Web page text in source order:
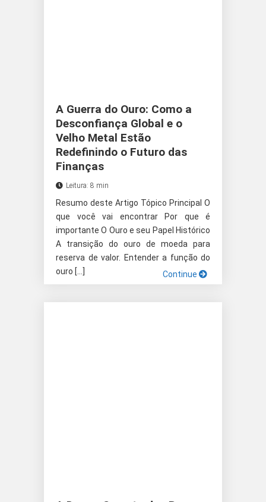
A Guerra do Ouro: Como a
Desconfiança Global e o
Velho Metal Estão
Redefinindo o Futuro das
Finanças
Leitura: 8 min
Resumo deste Artigo Tópico Principal O
que você vai encontrar Por que é
importante O Ouro e seu Papel Histórico
A transição do ouro de moeda para
reserva de valor. Entender a função do
ouro […]
Continue